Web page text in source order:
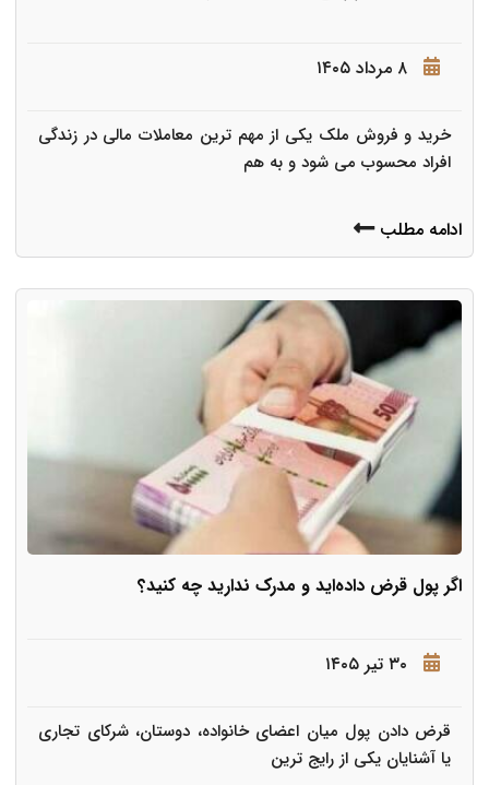
۸ مرداد ۱۴۰۵
خرید و فروش ملک یکی از مهم ترین معاملات مالی در زندگی
افراد محسوب می شود و به هم
ادامه مطلب
اگر پول قرض داده‌اید و مدرک ندارید چه کنید؟
۳۰ تیر ۱۴۰۵
قرض دادن پول میان اعضای خانواده، دوستان، شرکای تجاری
یا آشنایان یکی از رایج ترین